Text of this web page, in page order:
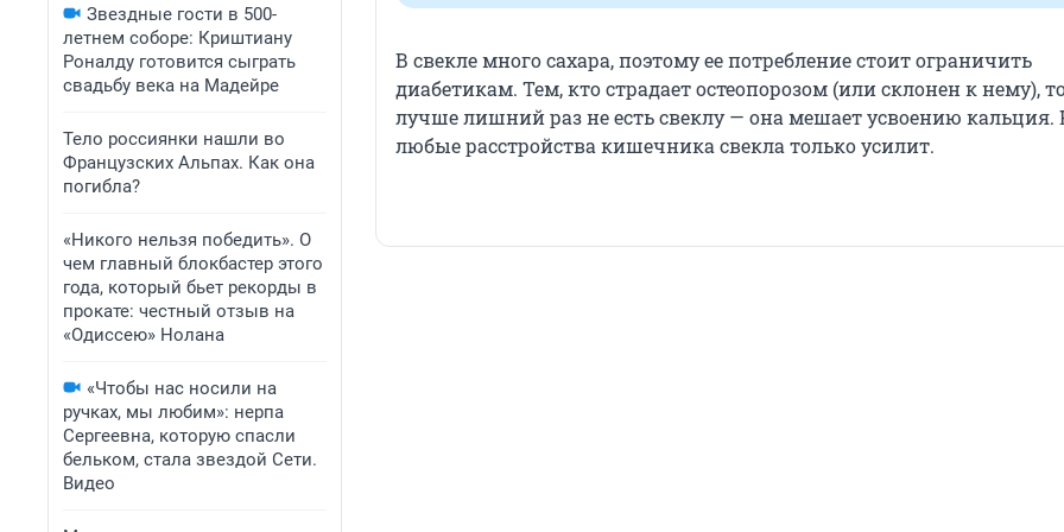
Звездные гости в 500-
летнем соборе: Криштиану
Роналду готовится сыграть
свадьбу века на Мадейре
Тело россиянки нашли во
Французских Альпах. Как она
погибла?
«Никого нельзя победить». О
чем главный блокбастер этого
года, который бьет рекорды в
прокате: честный отзыв на
«Одиссею» Нолана
«Чтобы нас носили на
ручках, мы любим»: нерпа
Сергеевна, которую спасли
бельком, стала звездой Сети.
Видео
В свекле много сахара, поэтому ее потребление стоит ограничить
диабетикам. Тем, кто страдает остеопорозом (или склонен к нему),
лучше лишний раз не есть свеклу — она мешает усвоению кальция.
любые расстройства кишечника свекла только усилит.